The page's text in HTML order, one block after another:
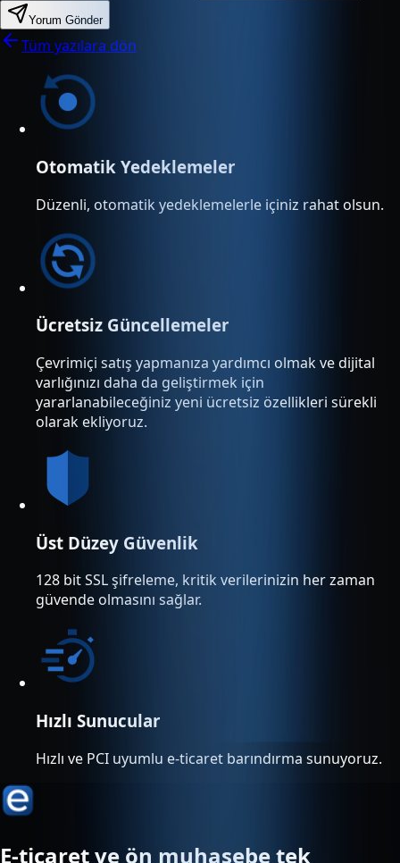
Yorum Gönder
Tüm yazılara dön
Otomatik Yedeklemeler
Düzenli, otomatik yedeklemelerle içiniz rahat olsun.
Ücretsiz Güncellemeler
Çevrimiçi satış yapmanıza yardımcı olmak ve dijital
varlığınızı daha da geliştirmek için
yararlanabileceğiniz yeni ücretsiz özellikleri sürekli
olarak ekliyoruz.
Üst Düzey Güvenlik
128 bit SSL şifreleme, kritik verilerinizin her zaman
güvende olmasını sağlar.
Hızlı Sunucular
Hızlı ve PCI uyumlu e-ticaret barındırma sunuyoruz.
E-ticaret ve ön muhasebe tek